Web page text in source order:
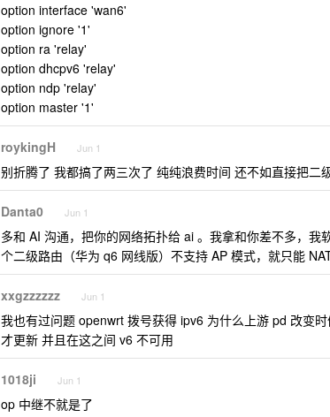
option interface 'wan6'
option ignore '1'
option ra 'relay'
option dhcpv6 'relay'
option ndp 'relay'
option master '1'
roykingH Jun 1
别折腾了 我都搞了两三次了 纯纯浪费时间 还不如直接把
Danta0 Jun 1
多和 AI 沟通，把你的网络拓扑给 ai 。我拿和你差不多，
个二级路由（华为 q6 网线版）不支持 AP 模式，就只能
xxgzzzzzz Jun 1
我也有过问题 openwrt 拨号获得 ipv6 为什么上游 pd 改变
才更新 并且在这之间 v6 不可用
1018ji Jun 1
op 中继不就是了